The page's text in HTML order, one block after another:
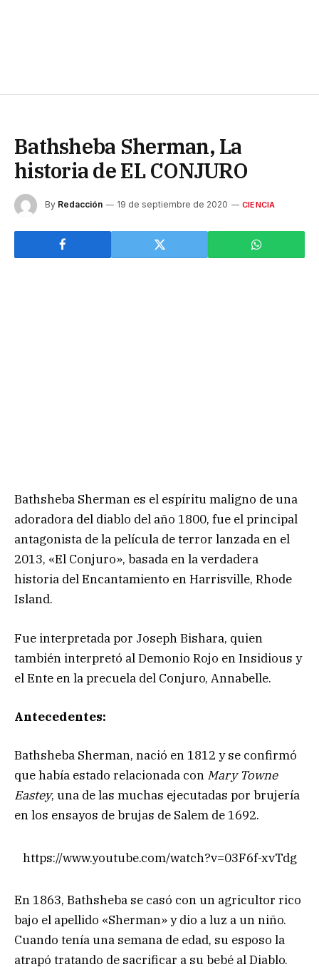
Bathsheba Sherman, La
historia de EL CONJURO
By Redacción 19 de septiembre de 2020 CIENCIA
Bathsheba Sherman es el espíritu maligno de una
adoradora del diablo del año 1800, fue el principal
antagonista de la película de terror lanzada en el
2013, «El Conjuro», basada en la verdadera
historia del Encantamiento en Harrisville, Rhode
Island.
Fue interpretada por Joseph Bishara, quien
también interpretó al Demonio Rojo en Insidious y
el Ente en la precuela del Conjuro, Annabelle.
Antecedentes:
Bathsheba Sherman, nació en 1812 y se confirmó
que había estado relacionada con Mary Towne
Eastey, una de las muchas ejecutadas por brujería
en los ensayos de brujas de Salem de 1692.
https://www.youtube.com/watch?v=03F6f-xvTdg
En 1863, Bathsheba se casó con un agricultor rico
bajo el apellido «Sherman» y dio a luz a un niño.
Cuando tenía una semana de edad, su esposo la
atrapó tratando de sacrificar a su bebé al Diablo.